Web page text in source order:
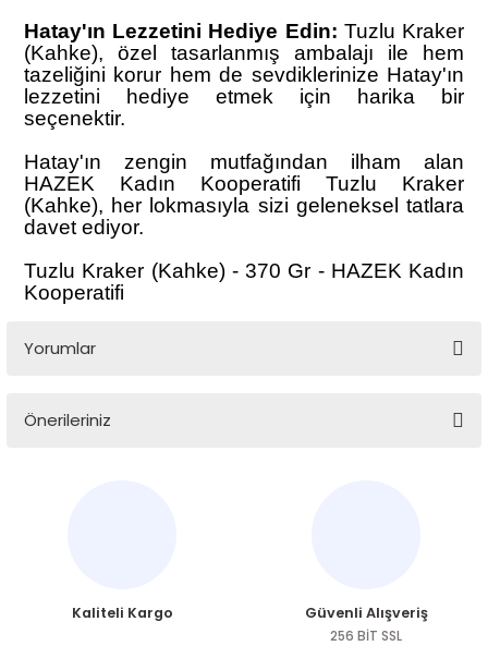
Hatay'ın Lezzetini Hediye Edin: Tuzlu Kraker
(Kahke), özel tasarlanmış ambalajı ile hem
tazeliğini korur hem de sevdiklerinize Hatay'ın
lezzetini hediye etmek için harika bir
seçenektir.
Hatay'ın zengin mutfağından ilham alan
HAZEK Kadın Kooperatifi Tuzlu Kraker
(Kahke), her lokmasıyla sizi geleneksel tatlara
davet ediyor.
Tuzlu Kraker (Kahke) - 370 Gr - HAZEK Kadın
Kooperatifi
Yorumlar
Önerileriniz
Ürün açıklamasında eksik bilgiler bulunuyor.
Kaliteli Kargo Güvenli Alışveriş
256 BİT SSL